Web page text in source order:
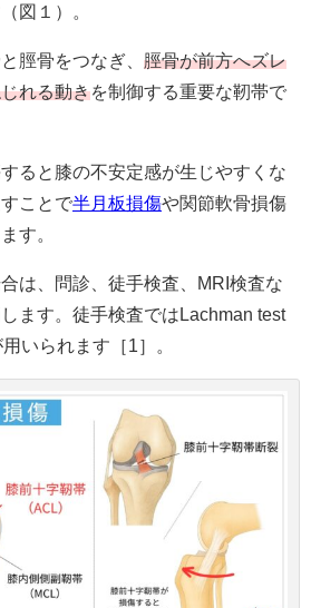
図１）。
脛骨をつなぎ、 脛骨が前方へズレ
れる動きを制御する重要な靭帯で
ると膝の不安定感が生じやすくな
ことで半月板損傷や関節軟骨損傷
す。
は、問診、徒手検査、MRI検査な
ます。徒手検査ではLachman test
いられます［1］。